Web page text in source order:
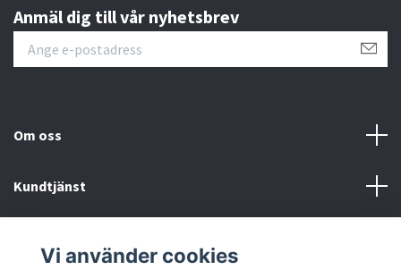
Anmäl dig till vår nyhetsbrev
Om oss
Kundtjänst
Vi använder cookies